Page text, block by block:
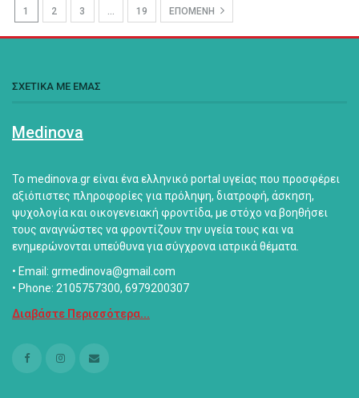
1 2 3 19 ΕΠΟΜΕΝΗ
ΣΧΕΤΙΚΑ ΜΕ ΕΜΑΣ
Medinova
Το medinova.gr είναι ένα ελληνικό portal υγείας που προσφέρει
αξιόπιστες πληροφορίες για πρόληψη, διατροφή, άσκηση,
ψυχολογία και οικογενειακή φροντίδα, με στόχο να βοηθήσει
τους αναγνώστες να φροντίζουν την υγεία τους και να
ενημερώνονται υπεύθυνα για σύγχρονα ιατρικά θέματα.
• Email: grmedinova@gmail.com
• Phone: 2105757300, 6979200307
Διαβάστε Περισσότερα...